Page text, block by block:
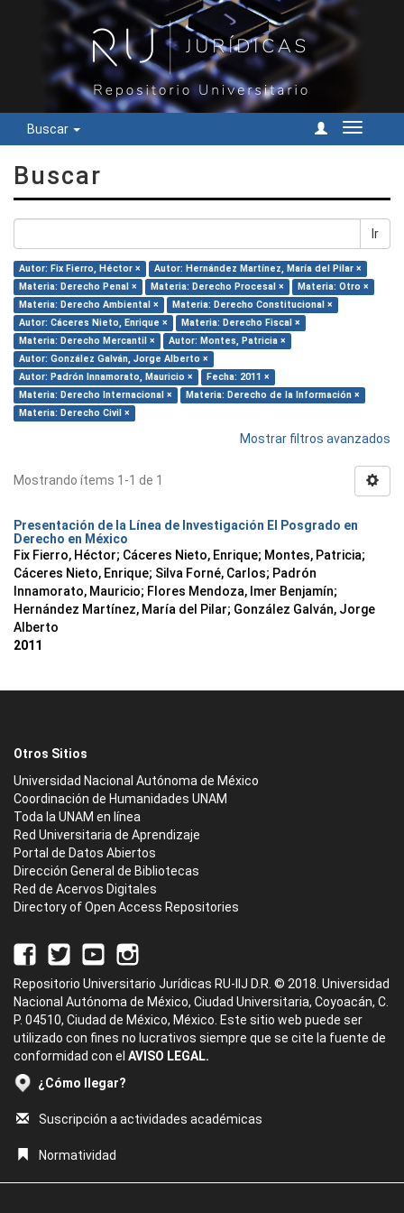
Buscar
Cambiar
Buscar
Ir
Autor: Fix Fierro, Héctor ×
Autor: Hernández Martínez, María del Pilar ×
Materia: Derecho Penal ×
Materia: Derecho Procesal ×
Materia: Otro ×
Materia: Derecho Ambiental ×
Materia: Derecho Constitucional ×
Autor: Cáceres Nieto, Enrique ×
Materia: Derecho Fiscal ×
Materia: Derecho Mercantil ×
Autor: Montes, Patricia ×
Autor: González Galván, Jorge Alberto ×
Autor: Padrón Innamorato, Mauricio ×
Fecha: 2011 ×
Materia: Derecho Internacional ×
Materia: Derecho de la Información ×
Materia: Derecho Civil ×
Mostrar filtros avanzados
Mostrando ítems 1-1 de 1
Presentación de la Línea de Investigación El Posgrado en
Derecho en México
Fix Fierro, Héctor; Cáceres Nieto, Enrique; Montes, Patricia;
Cáceres Nieto, Enrique; Silva Forné, Carlos; Padrón
Innamorato, Mauricio; Flores Mendoza, Imer Benjamín;
Hernández Martínez, María del Pilar; González Galván, Jorge
Alberto
2011
Otros Sitios
Universidad Nacional Autónoma de México
Coordinación de Humanidades UNAM
Toda la UNAM en línea
Red Universitaria de Aprendizaje
Portal de Datos Abiertos
Dirección General de Bibliotecas
Red de Acervos Digitales
Directory of Open Access Repositories
Repositorio Universitario Jurídicas RU-IIJ D.R. © 2018. Universidad
Nacional Autónoma de México, Ciudad Universitaria, Coyoacán, C.
P. 04510, Ciudad de México, México. Este sitio web puede ser
utilizado con fines no lucrativos siempre que se cite la fuente de
conformidad con el AVISO LEGAL.
¿Cómo llegar?
Suscripción a actividades académicas
Normatividad